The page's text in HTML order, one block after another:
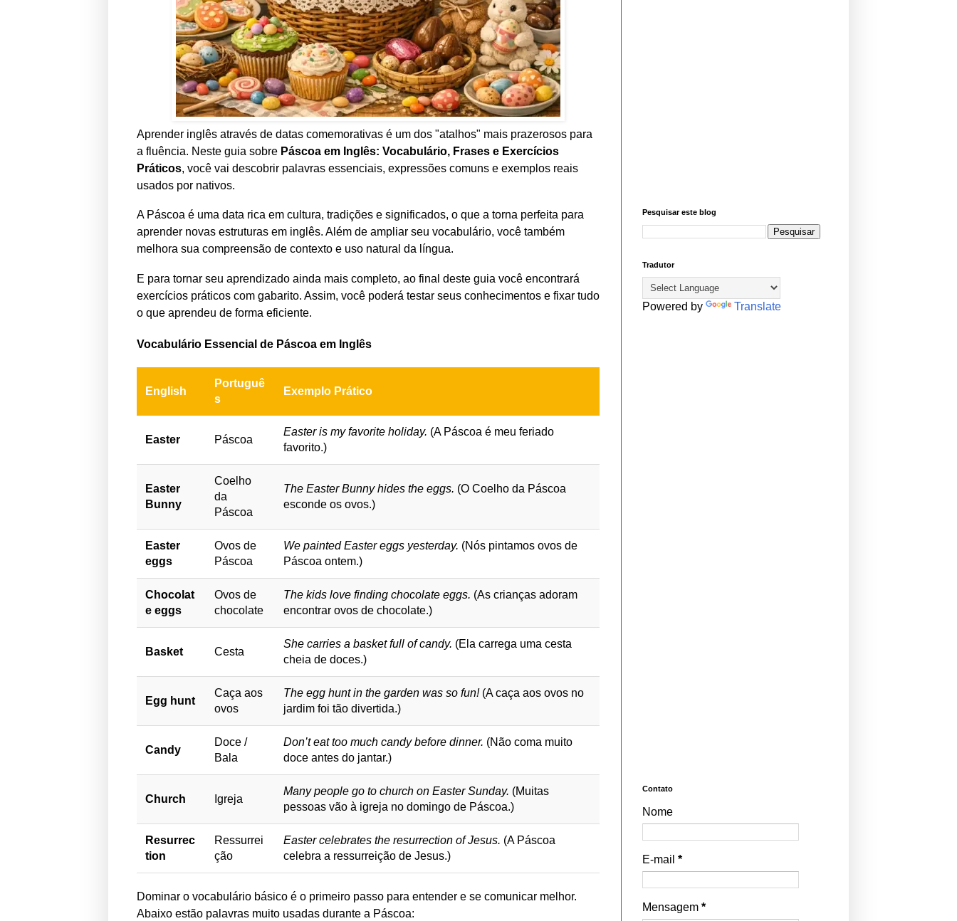
Aprender inglês através de datas comemorativas é um dos "atalhos" mais prazerosos para
a fluência. Neste guia sobre Páscoa em Inglês: Vocabulário, Frases e Exercícios
Práticos, você vai descobrir palavras essenciais, expressões comuns e exemplos reais
usados por nativos.
A Páscoa é uma data rica em cultura, tradições e significados, o que a torna perfeita para
aprender novas estruturas em inglês. Além de ampliar seu vocabulário, você também
melhora sua compreensão de contexto e uso natural da língua.
E para tornar seu aprendizado ainda mais completo, ao final deste guia você encontrará
exercícios práticos com gabarito. Assim, você poderá testar seus conhecimentos e fixar tudo
o que aprendeu de forma eficiente.
Vocabulário Essencial de Páscoa em Inglês
English
Portuguê
s
Exemplo Prático
Easter Páscoa
Easter is my favorite holiday. (A Páscoa é meu feriado
favorito.)
Easter
Bunny
Coelho
da
Páscoa
The Easter Bunny hides the eggs. (O Coelho da Páscoa
esconde os ovos.)
Easter
eggs
Ovos de
Páscoa
We painted Easter eggs yesterday. (Nós pintamos ovos de
Páscoa ontem.)
Chocolat
e eggs
Ovos de
chocolate
The kids love finding chocolate eggs. (As crianças adoram
encontrar ovos de chocolate.)
Basket Cesta
She carries a basket full of candy. (Ela carrega uma cesta
cheia de doces.)
Egg hunt
Caça aos
ovos
The egg hunt in the garden was so fun!(A caça aos ovos no
jardim foi tão divertida.)
Candy
Doce /
Bala
Don’t eat too much candy before dinner. (Não coma muito
doce antes do jantar.)
Church Igreja
Many people go to church on Easter Sunday. (Muitas
pessoas vão à igreja no domingo de Páscoa.)
Resurrec
tion
Ressurrei
ção
Easter celebrates the resurrection of Jesus. (A Páscoa
celebra a ressurreição de Jesus.)
Dominar o vocabulário básico é o primeiro passo para entender e se comunicar melhor.
Abaixo estão palavras muito usadas durante a Páscoa:
Pesquisar este blog
Tradutor
Powered by Translate
Contato
Nome
E-mail *
Mensagem *